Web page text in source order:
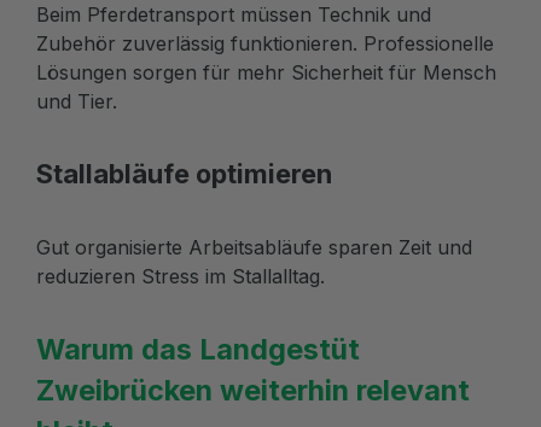
Beim Pferdetransport müssen Technik und
Zubehör zuverlässig funktionieren. Professionelle
Lösungen sorgen für mehr Sicherheit für Mensch
und Tier.
Stallabläufe optimieren
Gut organisierte Arbeitsabläufe sparen Zeit und
reduzieren Stress im Stallalltag.
Warum das Landgestüt
Zweibrücken weiterhin relevant